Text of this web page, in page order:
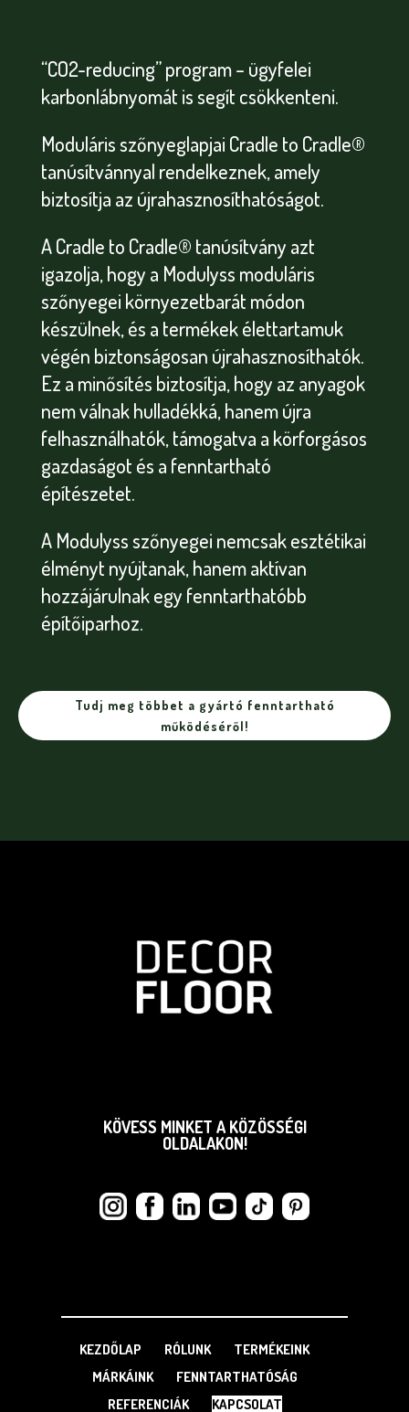
“CO2-reducing” program – ügyfelei
karbonlábnyomát is segít csökkenteni.
Moduláris szőnyeglapjai Cradle to Cradle®
tanúsítvánnyal rendelkeznek, amely
biztosítja az újrahasznosíthatóságot.
A Cradle to Cradle® tanúsítvány azt
igazolja, hogy a Modulyss moduláris
szőnyegei környezetbarát módon
készülnek, és a termékek élettartamuk
végén biztonságosan újrahasznosíthatók.
Ez a minősítés biztosítja, hogy az anyagok
nem válnak hulladékká, hanem újra
felhasználhatók, támogatva a körforgásos
gazdaságot és a fenntartható
építészetet.
A Modulyss szőnyegei nemcsak esztétikai
élményt nyújtanak, hanem aktívan
hozzájárulnak egy fenntarthatóbb
építőiparhoz.
Tudj meg többet a gyártó fenntartható
működéséről!
KÖVESS MINKET A KÖZÖSSÉGI
OLDALAKON!
KEZDŐLAP RÓLUNK
TERMÉKEINK
MÁRKÁINK
FENNTARTHATÓSÁG
REFERENCIÁK
KAPCSOLAT